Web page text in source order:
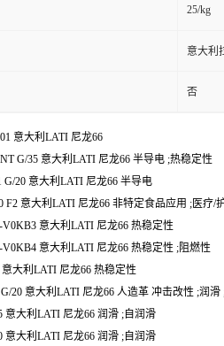
25/kg
意大利
否
意大利LATI 尼龙66
G/35 意大利LATI 尼龙66 半导电 ;热稳定性
G/20 意大利LATI 尼龙66 半导电
F2 意大利LATI 尼龙66 非特定食品应用 ;医疗
V0KB3 意大利LATI 尼龙66 热稳定性
V0KB4 意大利LATI 尼龙66 热稳定性 ;阻燃性
意大利LATI 尼龙66 热稳定性
G/20 意大利LATI 尼龙66 人造革 冲击改性 ;润滑
意大利LATI 尼龙66 润滑 ;自润滑
意大利LATI 尼龙66 润滑 ;自润滑